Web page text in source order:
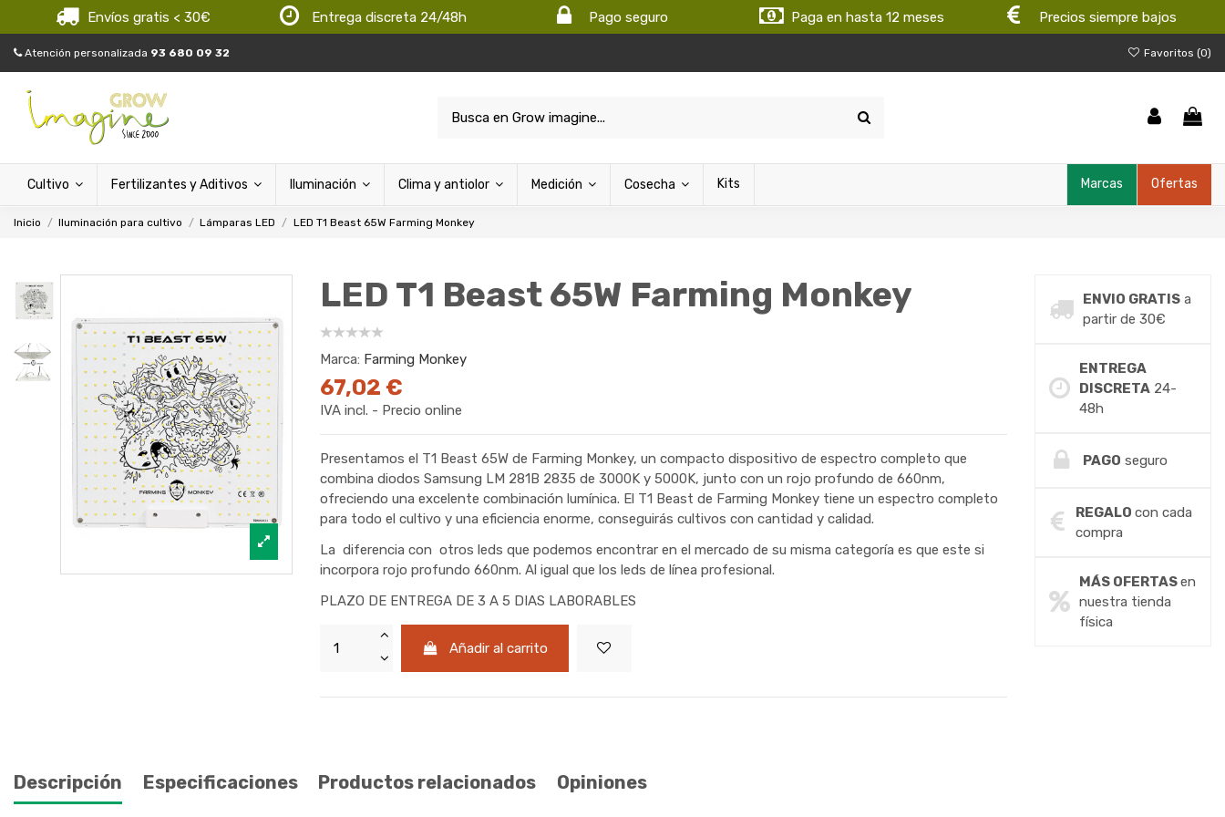
Envíos gratis < 30€ Entrega discreta 24/48h Pago seguro Paga en hasta 12 meses Precios siempre bajos
Atención personalizada 93 680 09 32 Favoritos (0)
Cultivo Fertilizantes y Aditivos Iluminación Clima y antiolor Medición Cosecha Kits Ofertas
Marcas
Inicio Iluminación para cultivo Lámparas LED LED T1 Beast 65W Farming Monkey
LED T1 Beast 65W Farming Monkey
Marca: Farming Monkey
67,02 €
IVA incl. - Precio online
Presentamos el T1 Beast 65W de Farming Monkey, un compacto dispositivo de espectro completo que
combina diodos Samsung LM 281B 2835 de 3000K y 5000K, junto con un rojo profundo de 660nm,
ofreciendo una excelente combinación lumínica. El T1 Beast de Farming Monkey tiene un espectro completo
para todo el cultivo y una eficiencia enorme, conseguirás cultivos con cantidad y calidad.
La diferencia con otros leds que podemos encontrar en el mercado de su misma categoría es que este si
incorpora rojo profundo 660nm. Al igual que los leds de línea profesional.
PLAZO DE ENTREGA DE 3 A 5 DIAS LABORABLES
Añadir al carrito
ENVIO GRATISa
partir de 30€
ENTREGA
DISCRETA24-
48h
PAGO seguro
REGALOcon cada
compra
MÁS OFERTASen
nuestra tienda
física
Descripción Especificaciones Productos relacionados Opiniones